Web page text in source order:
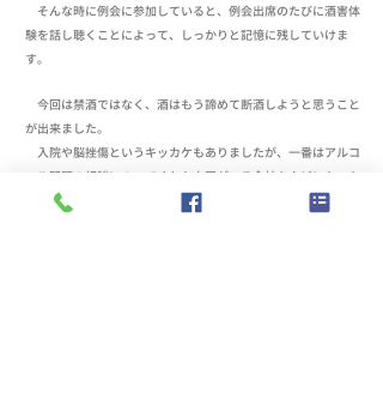
そんな時に例会に参加していると、例会出席のたびに酒害体
験を話し聴くことによって、しっかりと記憶に残していけま
す。
今回は禁酒ではなく、酒はもう諦めて断酒しようと思うこと
が出来ました。
入院や脳挫傷というキッカケもありましたが、一番はアルコ
ール問題の相談にのってくれた上司がいる会社をクビになった
ことです。